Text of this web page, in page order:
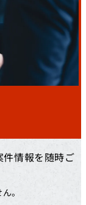
情報を随時ご
。